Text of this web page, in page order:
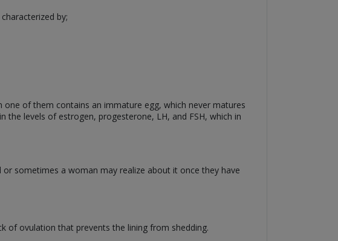
by;
of them contains an immature egg, which never matures
levels of estrogen, progesterone, LH, and FSH, which in
sometimes a woman may realize about it once they have
of ovulation that prevents the lining from shedding.